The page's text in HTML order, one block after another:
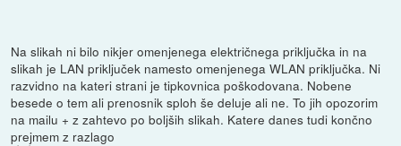
Na slikah ni bilo nikjer omenjenega električnega priključka in na
slikah je LAN priključek namesto omenjenega WLAN priključka. Ni
razvidno na kateri strani je tipkovnica poškodovana. Nobene
besede o tem ali prenosnik sploh še deluje ali ne. To jih opozorim
na mailu + z zahtevo po boljših slikah. Katere danes tudi končno
prejmem z razlago